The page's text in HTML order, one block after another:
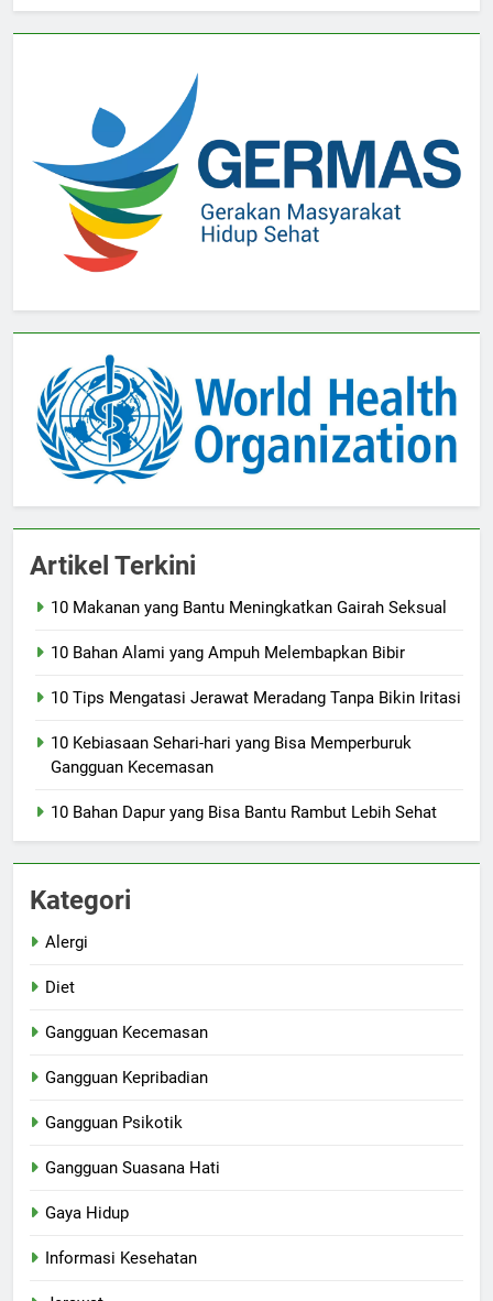
Artikel Terkini
10 Makanan yang Bantu Meningkatkan Gairah Seksual
10 Bahan Alami yang Ampuh Melembapkan Bibir
10 Tips Mengatasi Jerawat Meradang Tanpa Bikin Iritasi
10 Kebiasaan Sehari-hari yang Bisa Memperburuk
Gangguan Kecemasan
10 Bahan Dapur yang Bisa Bantu Rambut Lebih Sehat
Kategori
Alergi
Diet
Gangguan Kecemasan
Gangguan Kepribadian
Gangguan Psikotik
Gangguan Suasana Hati
Gaya Hidup
Informasi Kesehatan